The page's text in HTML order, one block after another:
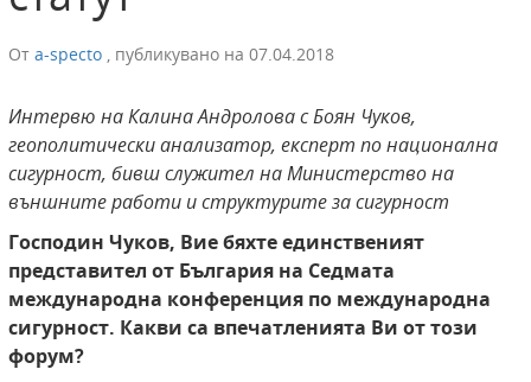
От a-specto , публикувано на 07.04.2018
Интервю на Калина Андролова с Боян Чуков,
геополитически анализатор, експерт по национална
сигурност, бивш служител на Министерство на
външните работи и структурите за сигурност
Господин Чуков, Вие бяхте единственият
представител от България на Седмата
международна конференция по международна
сигурност. Какви са впечатленията Ви от този
форум?